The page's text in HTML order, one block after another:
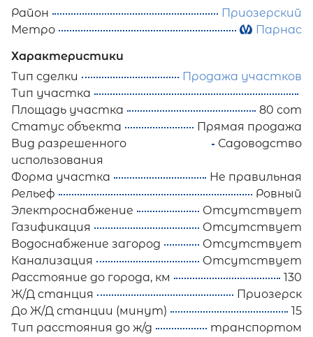
Район
Приозерский
Метро
Парнас
Характеристики
Тип сделки
Продажа участков
Тип участка
Площадь участка
80 сот
Статус объекта
Прямая продажа
Вид разрешенного
использования
Садоводство
Форма участка
Не правильная
Рельеф
Ровный
Электроснабжение
Отсутствует
Газификация
Отсутствует
Водоснабжение загород
Отсутствует
Канализация
Отсутствует
Расстояние до города, км
130
Ж/Д станция
Приозерск
До Ж/Д станции (минут)
15
Тип расстояния до ж/д
транспортом